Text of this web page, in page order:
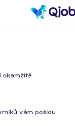
okamžitě
vám pošlou